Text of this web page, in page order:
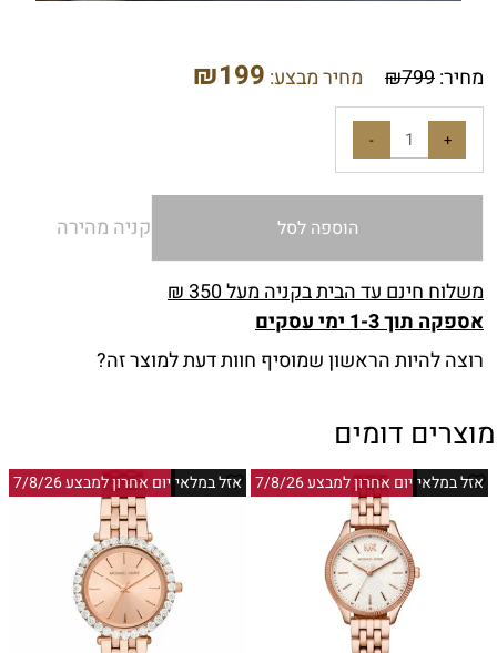
מחיר: ₪799 מחיר מבצע: ₪199
הוספה לסל קניה מהירה
משלוח חינם עד הבית בקניה מעל 350 ₪
אספקה תוך 1-3 ימי עסקים
רוצה להיות הראשון שמוסיף חוות דעת למוצר זה?
מוצרים דומים
יום אחרון למבצע 7/8/26אזל במלאי יום אחרון למבצע 7/8/26אזל במלאי